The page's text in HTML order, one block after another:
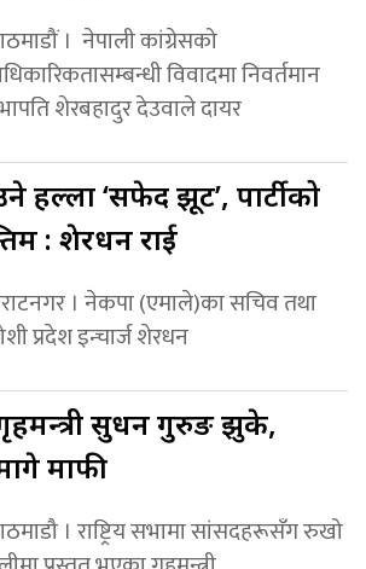
। नेपाली कांग्रेसको
विवादमा निवर्तमान
शेरबहादुर देउवाले दायर
हल्ला ‘सफेद झूट’, पार्टीको
: शेरधन राई
। नेकपा (एमाले)का सचिव तथा
प्रदेश इन्चार्ज शेरधन
सुधन गुरुङ झुके,
माफी
। राष्ट्रिय सभामा सांसदहरूसँग रुखो